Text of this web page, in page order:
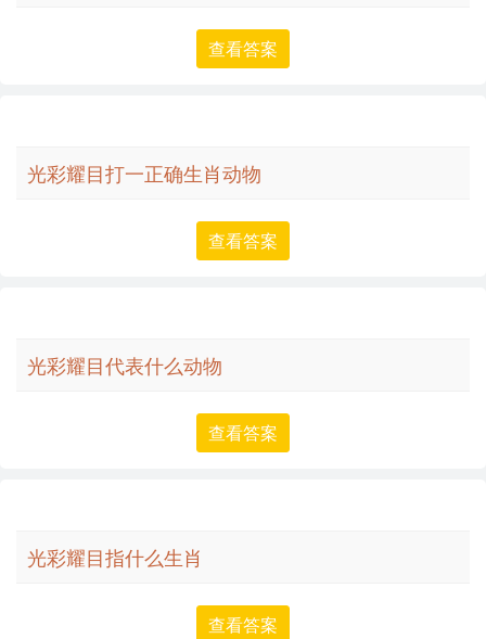
查看答案
光彩耀目打一正确生肖动物
查看答案
光彩耀目代表什么动物
查看答案
光彩耀目指什么生肖
查看答案